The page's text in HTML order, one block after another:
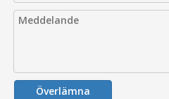
Överlämna